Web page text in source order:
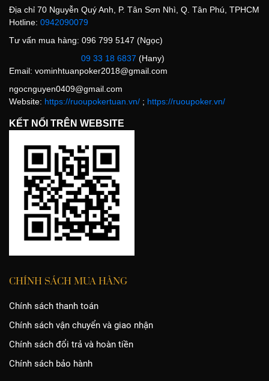
Địa chỉ 70 Nguyễn Quý Anh, P. Tân Sơn Nhì, Q. Tân Phú, TPHCM
Hotline: 0942090079
Tư vấn mua hàng: 096 799 5147 (Ngọc)
09 33 18 6837 (Hany)
Email: vominhtuanpoker2018@gmail.com
ngocnguyen0409@gmail.com
Website: https://ruoupokertuan.vn/ ; https://ruoupoker.vn/
KẾT NỐI TRÊN WEBSITE
CHÍNH SÁCH MUA HÀNG
Chính sách thanh toán
Chính sách vận chuyển và giao nhận
Chính sách đổi trả và hoàn tiền
Chính sách bảo hành